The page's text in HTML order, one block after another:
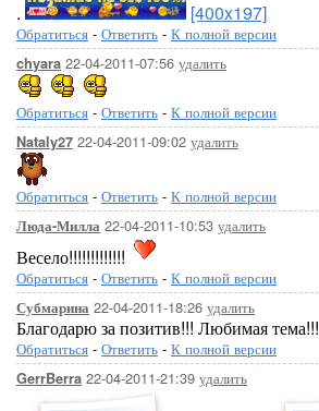
. [400x197]
Обратиться - Ответить - К полной версии
chyara 22-04-2011-07:56 удалить
Обратиться - Ответить - К полной версии
Nataly27 22-04-2011-09:02 удалить
Обратиться - Ответить - К полной версии
Люда-Милла 22-04-2011-10:53 удалить
Весело!!!!!!!!!!!!!
Обратиться - Ответить - К полной версии
Субмарина 22-04-2011-18:26 удалить
Благодарю за позитив!!! Любимая тема!!!
Обратиться - Ответить - К полной версии
GerrBerra 22-04-2011-21:39 удалить